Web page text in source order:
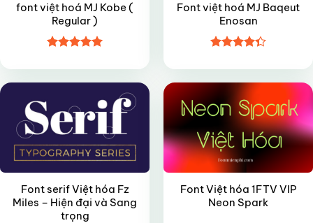
font việt hoá MJ Kobe (
Regular )
hạng4.95
5 sao
Font việt hoá MJ Baqeut
Enosan
hạng4.35
5 sao
Font serif Việt hóa Fz
Miles – Hiện đại và Sang
trọng
Font Việt hóa 1FTV VIP
Neon Spark